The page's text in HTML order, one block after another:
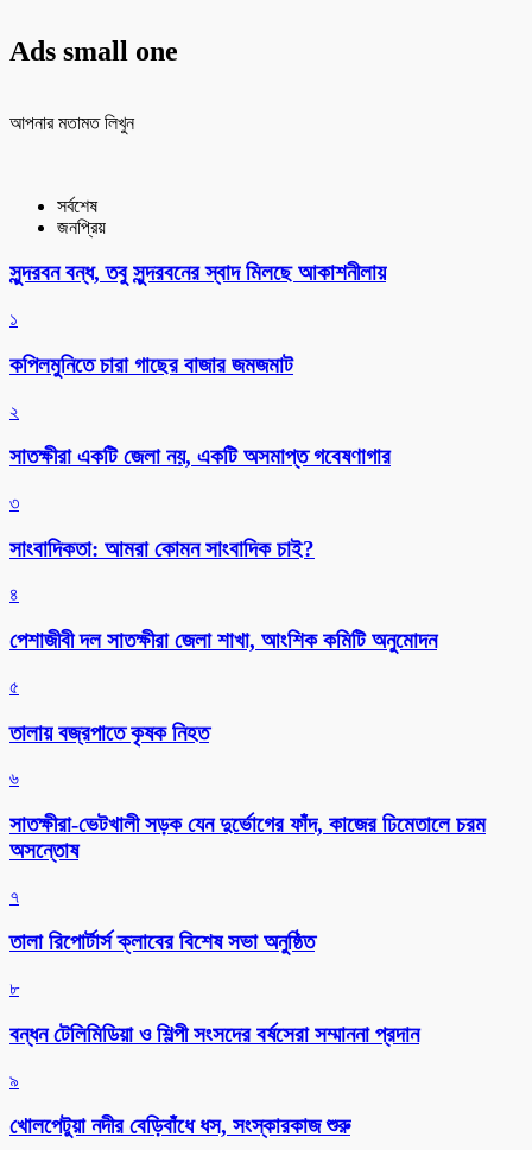
Ads small one
আপনার মতামত লিখুন
সর্বশেষ
জনপ্রিয়
সুন্দরবন বন্ধ, তবু সুন্দরবনের স্বাদ মিলছে আকাশনীলায়
১
কপিলমুনিতে চারা গাছের বাজার জমজমাট
২
সাতক্ষীরা একটি জেলা নয়, একটি অসমাপ্ত গবেষণাগার
৩
সাংবাদিকতা: আমরা কোমন সাংবাদিক চাই?
৪
পেশাজীবী দল সাতক্ষীরা জেলা শাখা, আংশিক কমিটি অনুমোদন
৫
তালায় বজ্রপাতে কৃষক নিহত
৬
সাতক্ষীরা-ভেটখালী সড়ক যেন দুর্ভোগের ফাঁদ, কাজের ঢিমেতালে চরম
অসন্তোষ
৭
‎তালা রিপোর্টার্স ক্লাবের বিশেষ সভা অনুষ্ঠিত
৮
বন্ধন টেলিমিডিয়া ও শিল্পী সংসদের বর্ষসেরা সম্মাননা প্রদান
৯
খোলপেটুয়া নদীর বেড়িবাঁধে ধস, সংস্কারকাজ শুরু